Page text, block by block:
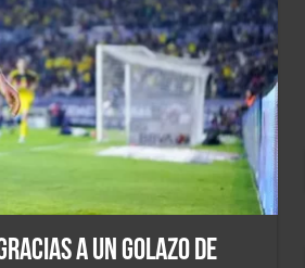
a un golazo de